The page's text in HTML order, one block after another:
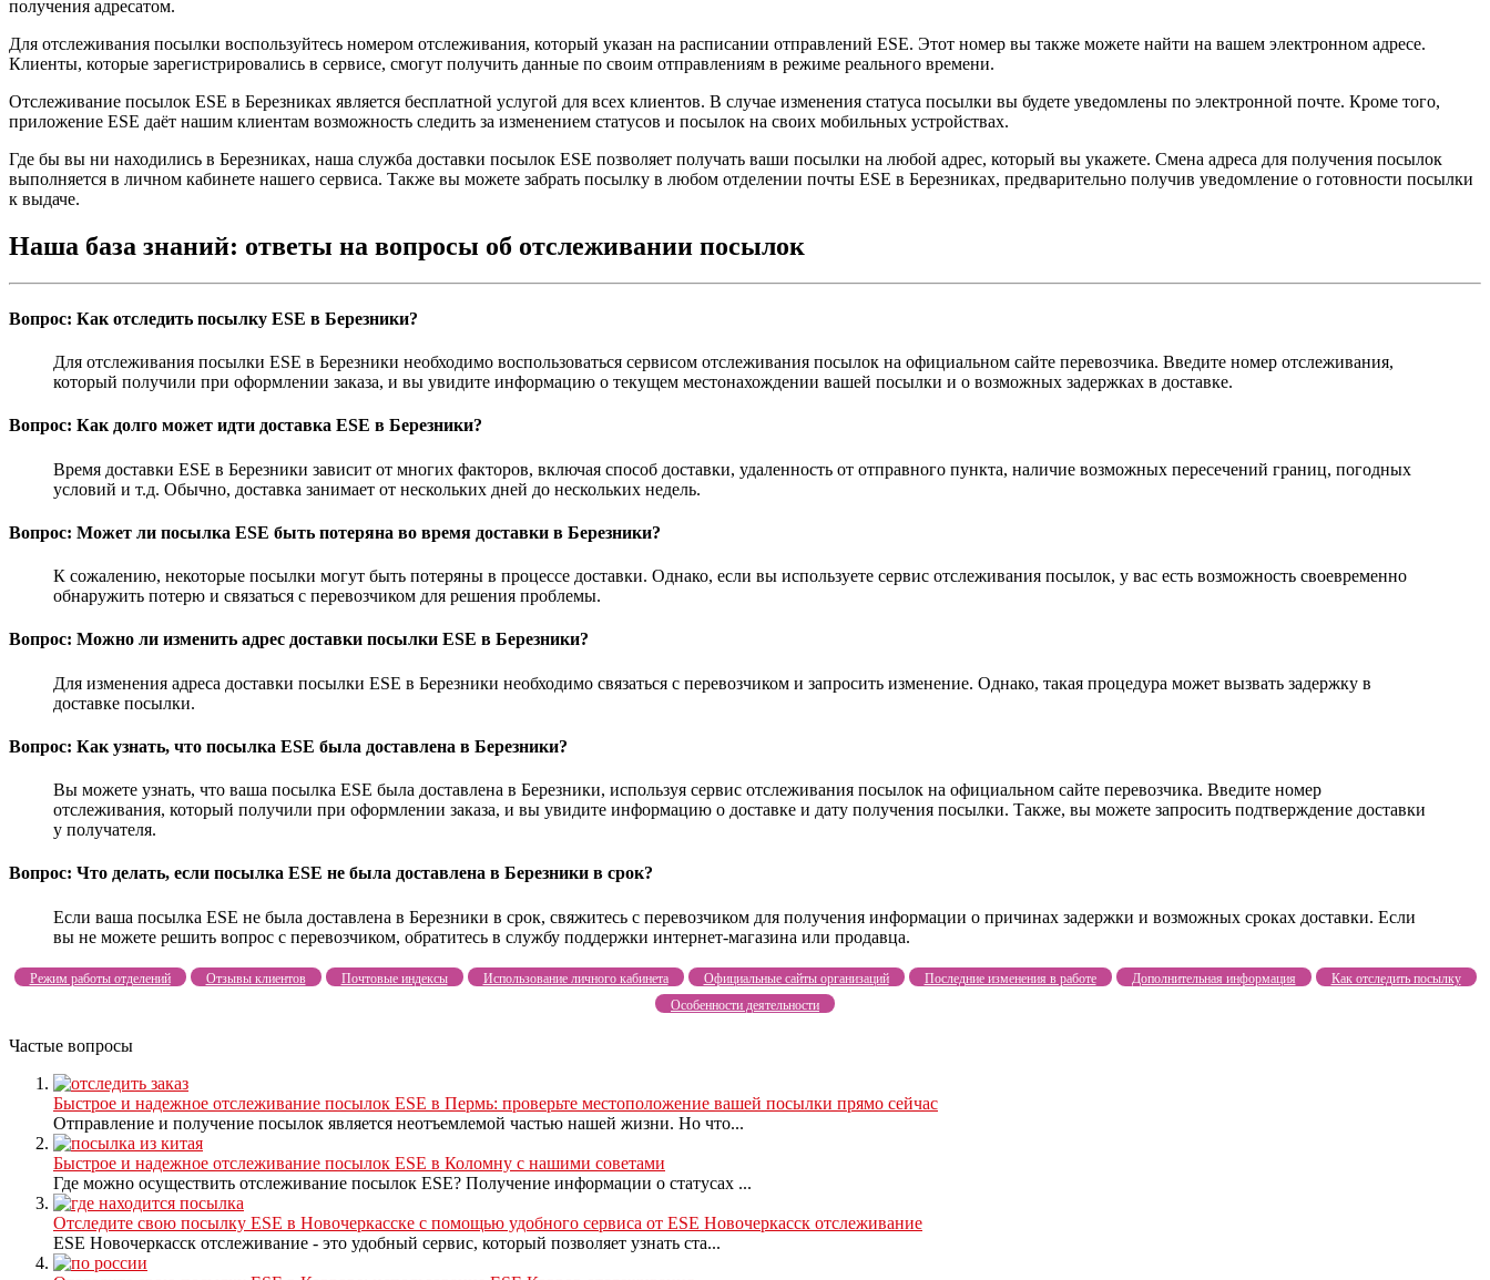
получения адресатом.
Для отслеживания посылки воспользуйтесь номером отслеживания, который указан на расписании отправлений ESE. Этот номер вы также можете найти на вашем электронном адресе.
Клиенты, которые зарегистрировались в сервисе, смогут получить данные по своим отправлениям в режиме реального времени.
Отслеживание посылок ESE в Березниках является бесплатной услугой для всех клиентов. В случае изменения статуса посылки вы будете уведомлены по электронной почте. Кроме того,
приложение ESE даёт нашим клиентам возможность следить за изменением статусов и посылок на своих мобильных устройствах.
Где бы вы ни находились в Березниках, наша служба доставки посылок ESE позволяет получать ваши посылки на любой адрес, который вы укажете. Смена адреса для получения посылок
выполняется в личном кабинете нашего сервиса. Также вы можете забрать посылку в любом отделении почты ESE в Березниках, предварительно получив уведомление о готовности посылки
к выдаче.
Наша база знаний: ответы на вопросы об отслеживании посылок
Вопрос: Как отследить посылку ESE в Березники?
Для отслеживания посылки ESE в Березники необходимо воспользоваться сервисом отслеживания посылок на официальном сайте перевозчика. Введите номер отслеживания,
который получили при оформлении заказа, и вы увидите информацию о текущем местонахождении вашей посылки и о возможных задержках в доставке.
Вопрос: Как долго может идти доставка ESE в Березники?
Время доставки ESE в Березники зависит от многих факторов, включая способ доставки, удаленность от отправного пункта, наличие возможных пересечений границ, погодных
условий и т.д. Обычно, доставка занимает от нескольких дней до нескольких недель.
Вопрос: Может ли посылка ESE быть потеряна во время доставки в Березники?
К сожалению, некоторые посылки могут быть потеряны в процессе доставки. Однако, если вы используете сервис отслеживания посылок, у вас есть возможность своевременно
обнаружить потерю и связаться с перевозчиком для решения проблемы.
Вопрос: Можно ли изменить адрес доставки посылки ESE в Березники?
Для изменения адреса доставки посылки ESE в Березники необходимо связаться с перевозчиком и запросить изменение. Однако, такая процедура может вызвать задержку в
доставке посылки.
Вопрос: Как узнать, что посылка ESE была доставлена в Березники?
Вы можете узнать, что ваша посылка ESE была доставлена в Березники, используя сервис отслеживания посылок на официальном сайте перевозчика. Введите номер
отслеживания, который получили при оформлении заказа, и вы увидите информацию о доставке и дату получения посылки. Также, вы можете запросить подтверждение доставки
у получателя.
Вопрос: Что делать, если посылка ESE не была доставлена в Березники в срок?
Если ваша посылка ESE не была доставлена в Березники в срок, свяжитесь с перевозчиком для получения информации о причинах задержки и возможных сроках доставки. Если
вы не можете решить вопрос с перевозчиком, обратитесь в службу поддержки интернет-магазина или продавца.
Режим работы отделений Отзывы клиентов Почтовые индексы Использование личного кабинета Официальные сайты организаций Последние изменения в работе Дополнительная информация
Как отследить посылку
Особенности деятельности
Частые вопросы
Быстрое и надежное отслеживание посылок ESE в Пермь: проверьте местоположение вашей посылки прямо сейчас
Отправление и получение посылок является неотъемлемой частью нашей жизни. Но что...
Быстрое и надежное отслеживание посылок ESE в Коломну с нашими советами
Где можно осуществить отслеживание посылок ESE? Получение информации о статусах ...
Отследите свою посылку ESE в Новочеркасске с помощью удобного сервиса от ESE Новочеркасск отслеживание
ESE Новочеркасск отслеживание - это удобный сервис, который позволяет узнать ста...